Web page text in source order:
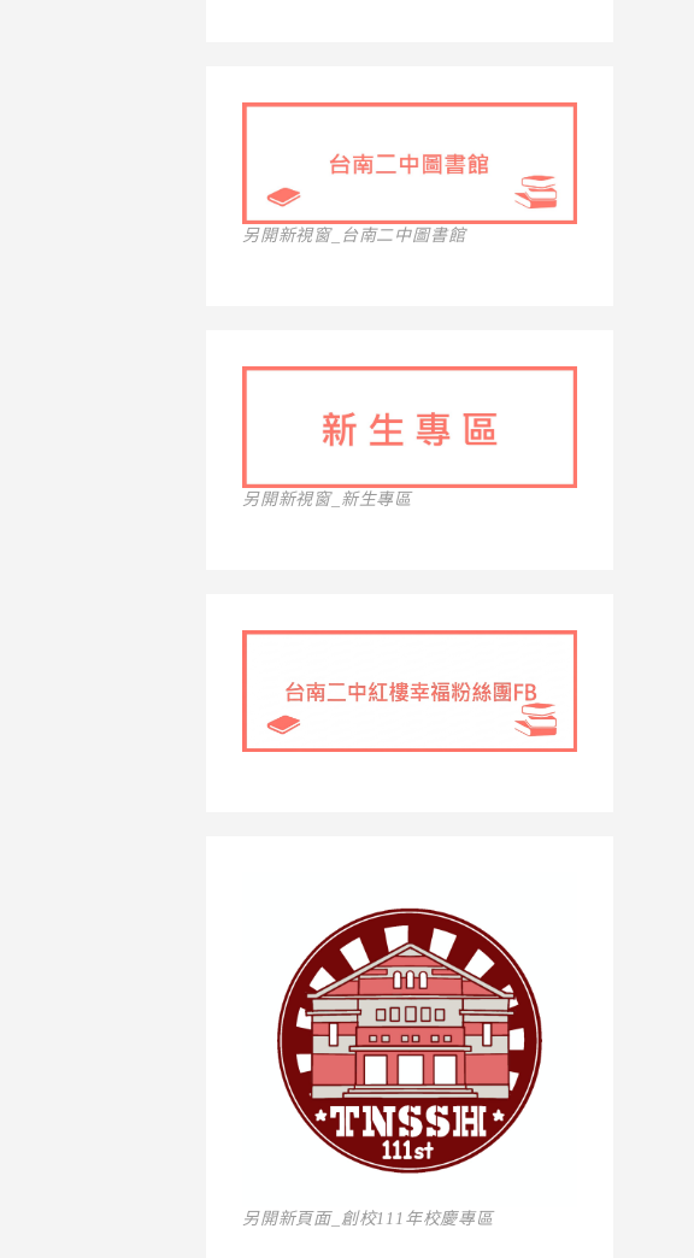
另開新視窗_台南二中圖書館
另開新視窗_新生專區
另開新頁面_創校111年校慶專區